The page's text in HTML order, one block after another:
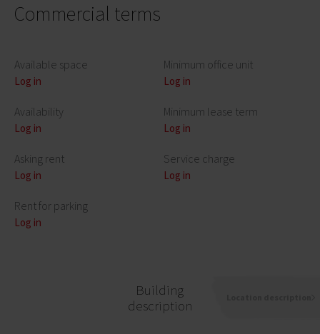
Commercial terms
Available space
Log in
Availability
Log in
Asking rent
Log in
Rent for parking
Log in
Minimum office unit
Log in
Minimum lease term
Log in
Service charge
Log in
Building
description